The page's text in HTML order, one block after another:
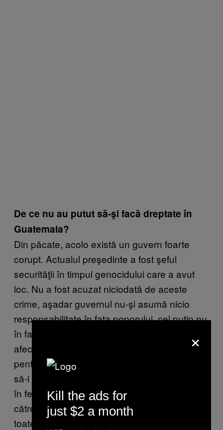
De ce nu au putut să-şi facă dreptate în
Guatemala?
Din păcate, acolo există un guvern foarte
corupt. Actualul preşedinte a fost şeful
securităţii în timpul genocidului care a avut
loc. Nu a fost acuzat niciodată de aceste
crime, aşadar guvernul nu-şi asumă nicio
responsabilitate în faţa poporului, cel puţin nu
în faţa comunităţilor indigene care sunt direct
afectate de aceste mine. A fost foarte uşor
pentru companie să mituiască şefii locali şi
să-i cumpere pe cei de care aveau nevoie şi
în felul acesta niciun beneficiu nu a mers
către comunităţile locale. Iar ei au rămas cu
toate ravagiile provocate de proiectele
×
Kill the ads for
just $2 a month